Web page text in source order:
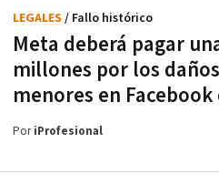
Meta deberá pagar
millones por los
menores en
LEGALES / Fallo histórico
PoriProfesional